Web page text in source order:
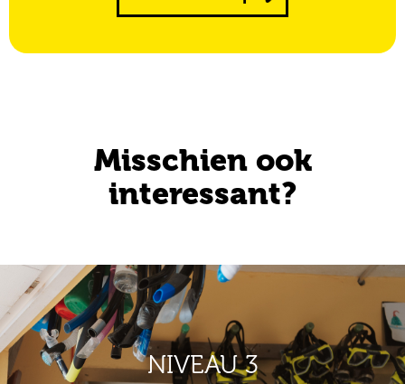
Misschien ook
interessant?
NIVEAU 3